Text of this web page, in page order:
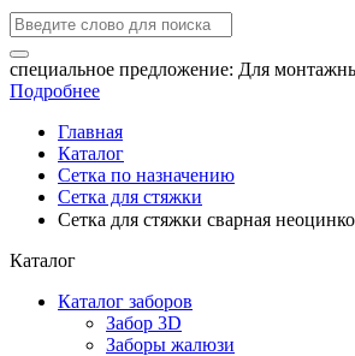
специальное предложение: Для
Подробнее
Главная
Каталог
Сетка по назначению
Сетка для стяжки
Сетка для стяжки сварная
Каталог
Каталог заборов
Забор 3D
Заборы жалюзи